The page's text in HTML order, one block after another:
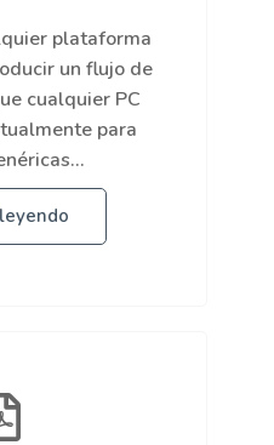
plataforma
un flujo de
cualquier PC
para